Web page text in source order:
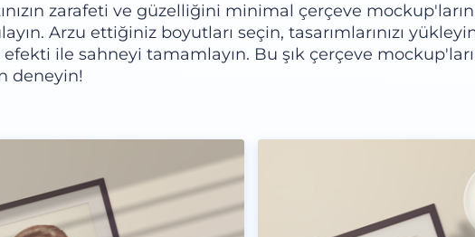
zarafeti ve güzelliğini minimal çerçeve
Arzu ettiğiniz boyutları seçin, tasarımlarınızı
ile sahneyi tamamlayın. Bu şık çerçeve
deneyin!